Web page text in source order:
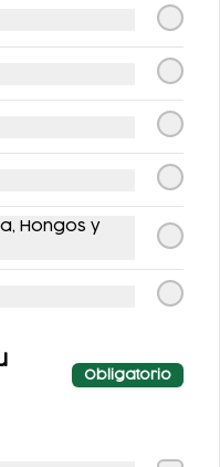
Hongos y
Obligatorio